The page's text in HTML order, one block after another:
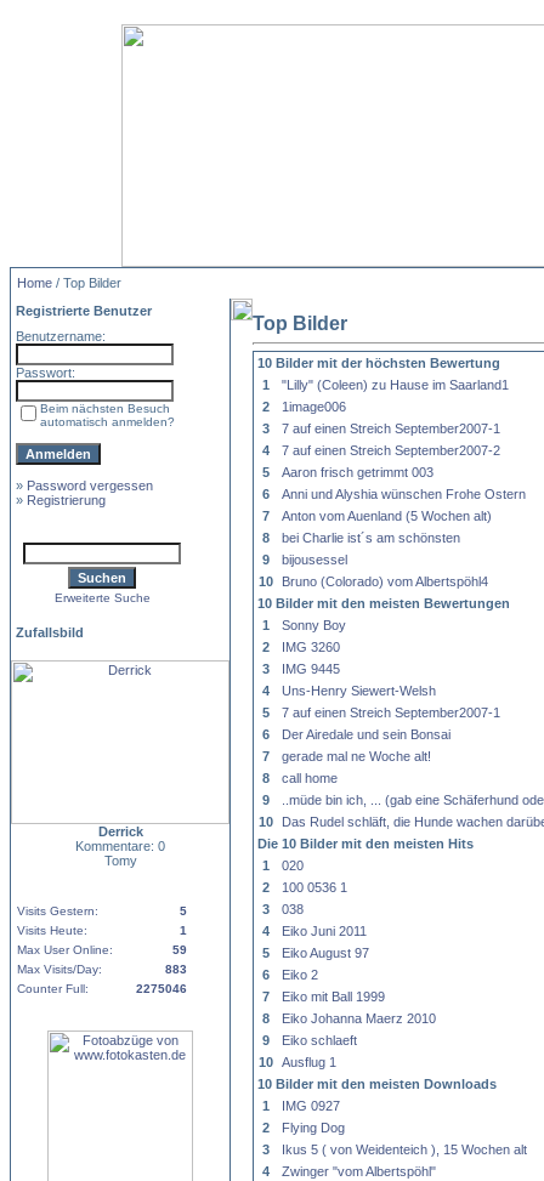
Home / Top Bilder
Registrierte Benutzer
Benutzername:
Passwort:
Beim nächsten Besuch
automatisch anmelden?
» Password vergessen
» Registrierung
Erweiterte Suche
Zufallsbild
Derrick
Kommentare: 0
Tomy
Visits Gestern:
5
Visits Heute:
1
Max User Online:
59
Max Visits/Day:
883
Counter Full:
2275046
Top Bilder
10 Bilder mit der höchsten Bewertung
1
"Lilly" (Coleen) zu Hause im Saarland1
2
1image006
3
7 auf einen Streich September2007-1
4
7 auf einen Streich September2007-2
5
Aaron frisch getrimmt 003
6
Anni und Alyshia wünschen Frohe Ostern
7
Anton vom Auenland (5 Wochen alt)
8
bei Charlie ist´s am schönsten
9
bijousessel
10
Bruno (Colorado) vom Albertspöhl4
10 Bilder mit den meisten Bewertungen
1
Sonny Boy
2
IMG 3260
3
IMG 9445
4
Uns-Henry Siewert-Welsh
5
7 auf einen Streich September2007-1
6
Der Airedale und sein Bonsai
7
gerade mal ne Woche alt!
8
call home
9
..müde bin ich, ... (gab eine Schäferhund
10
Das Rudel schläft, die Hunde wachen
Die 10 Bilder mit den meisten Hits
1
020
2
100 0536 1
3
038
4
Eiko Juni 2011
5
Eiko August 97
6
Eiko 2
7
Eiko mit Ball 1999
8
Eiko Johanna Maerz 2010
9
Eiko schlaeft
10 Ausflug 1
10 Bilder mit den meisten Downloads
1
IMG 0927
2
Flying Dog
3
Ikus 5 ( von Weidenteich ), 15 Wochen alt
4
Zwinger "vom Albertspöhl"